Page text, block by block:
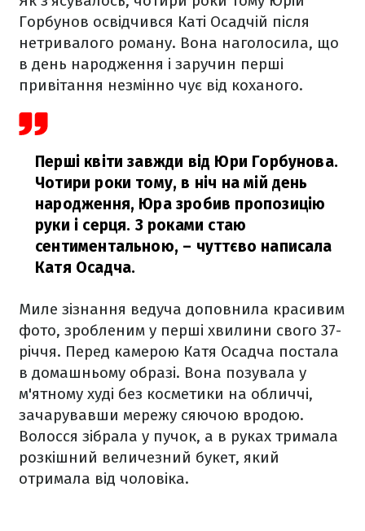
Горбунов освідчився Каті Осадчій після
нетривалого роману. Вона наголосила, що
в день народження і заручин перші
привітання незмінно чує від коханого.
Перші квіти завжди від Юри Горбунова.
Чотири роки тому, в ніч на мій день
народження, Юра зробив пропозицію
руки і серця. З роками стаю
сентиментальною, – чуттєво написала
Катя Осадча.
Миле зізнання ведуча доповнила красивим
фото, зробленим у перші хвилини свого 37-
річчя. Перед камерою Катя Осадча постала
в домашньому образі. Вона позувала у
м'ятному худі без косметики на обличчі,
зачарувавши мережу сяючою вродою.
Волосся зібрала у пучок, а в руках тримала
розкішний величезний букет, який
отримала від чоловіка.